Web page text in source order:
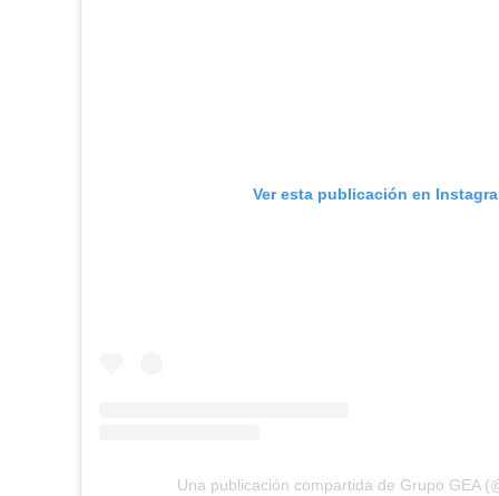
Ver esta publicación en
Una publicación compartida de Grupo GEA